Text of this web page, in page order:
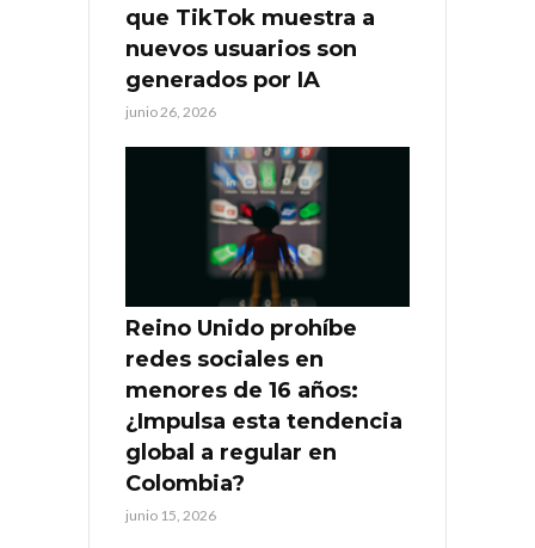
que TikTok muestra a
nuevos usuarios son
generados por IA
junio 26, 2026
Reino Unido prohíbe
redes sociales en
menores de 16 años:
¿Impulsa esta tendencia
global a regular en
Colombia?
junio 15, 2026